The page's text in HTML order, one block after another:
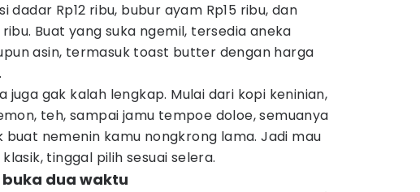
dadar Rp12 ribu, bubur ayam Rp15 ribu, dan
Buat yang suka ngemil, tersedia aneka
asin, termasuk toast butter dengan harga
juga gak kalah lengkap. Mulai dari kopi keninian,
teh, sampai jamu tempoe doloe, semuanya
nemenin kamu nongkrong lama. Jadi mau
tinggal pilih sesuai selera.
buka dua waktu